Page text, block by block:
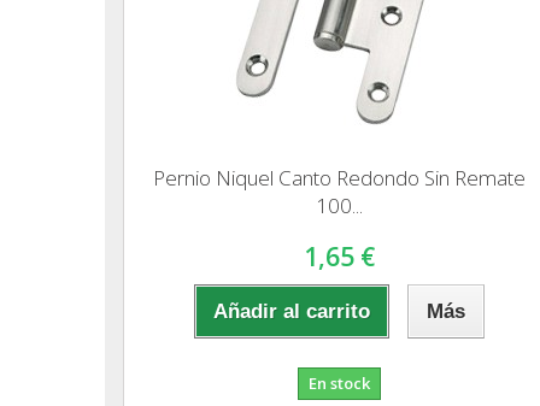
Pernio Niquel Canto Redondo Sin Remate
100...
1,65 €
Añadir al carrito Más
En stock